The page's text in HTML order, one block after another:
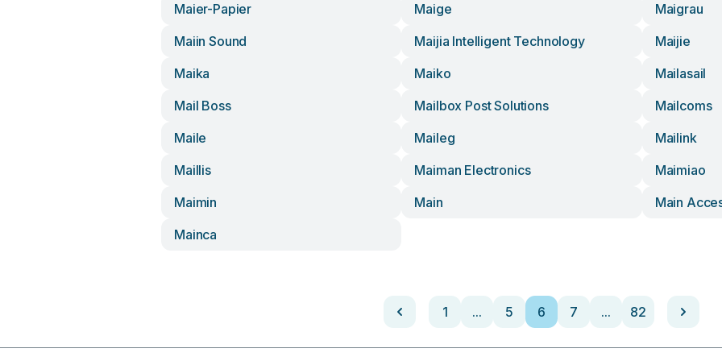
Maier-Papier Maige
Maigrau
Maiin Sound
Maijia Intelligent Technology
Maijie
Maika
Maiko
Mailasail
Mail Boss
Mailbox Post Solutions
Mailcoms
Maile
Maileg
Mailink
Maillis
Maiman Electronics
Maimiao
Maimin
Main
Main
Mainca
1 ... 5 6 7 ... 82